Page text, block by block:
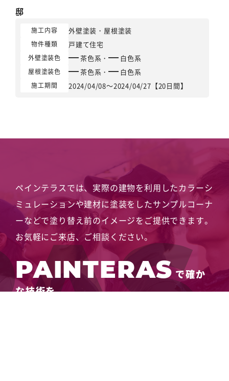
邸
施工内容 外壁塗装 ・ 屋根塗装
物件種類 戸建て住宅
外壁塗装色 茶色系 ・ 白色系
屋根塗装色 茶色系 ・ 白色系
施工期間 2024/04/08～2024/04/27【20日間】
ペインテラスでは、実際の建物を利用したカラーシ
ミュレーションや建材に塗装をしたサンプルコーナ
ーなどで塗り替え前のイメージをご提供できます。
お気軽にご来店、ご相談ください。
PAINTERAS で確か
な技術を。